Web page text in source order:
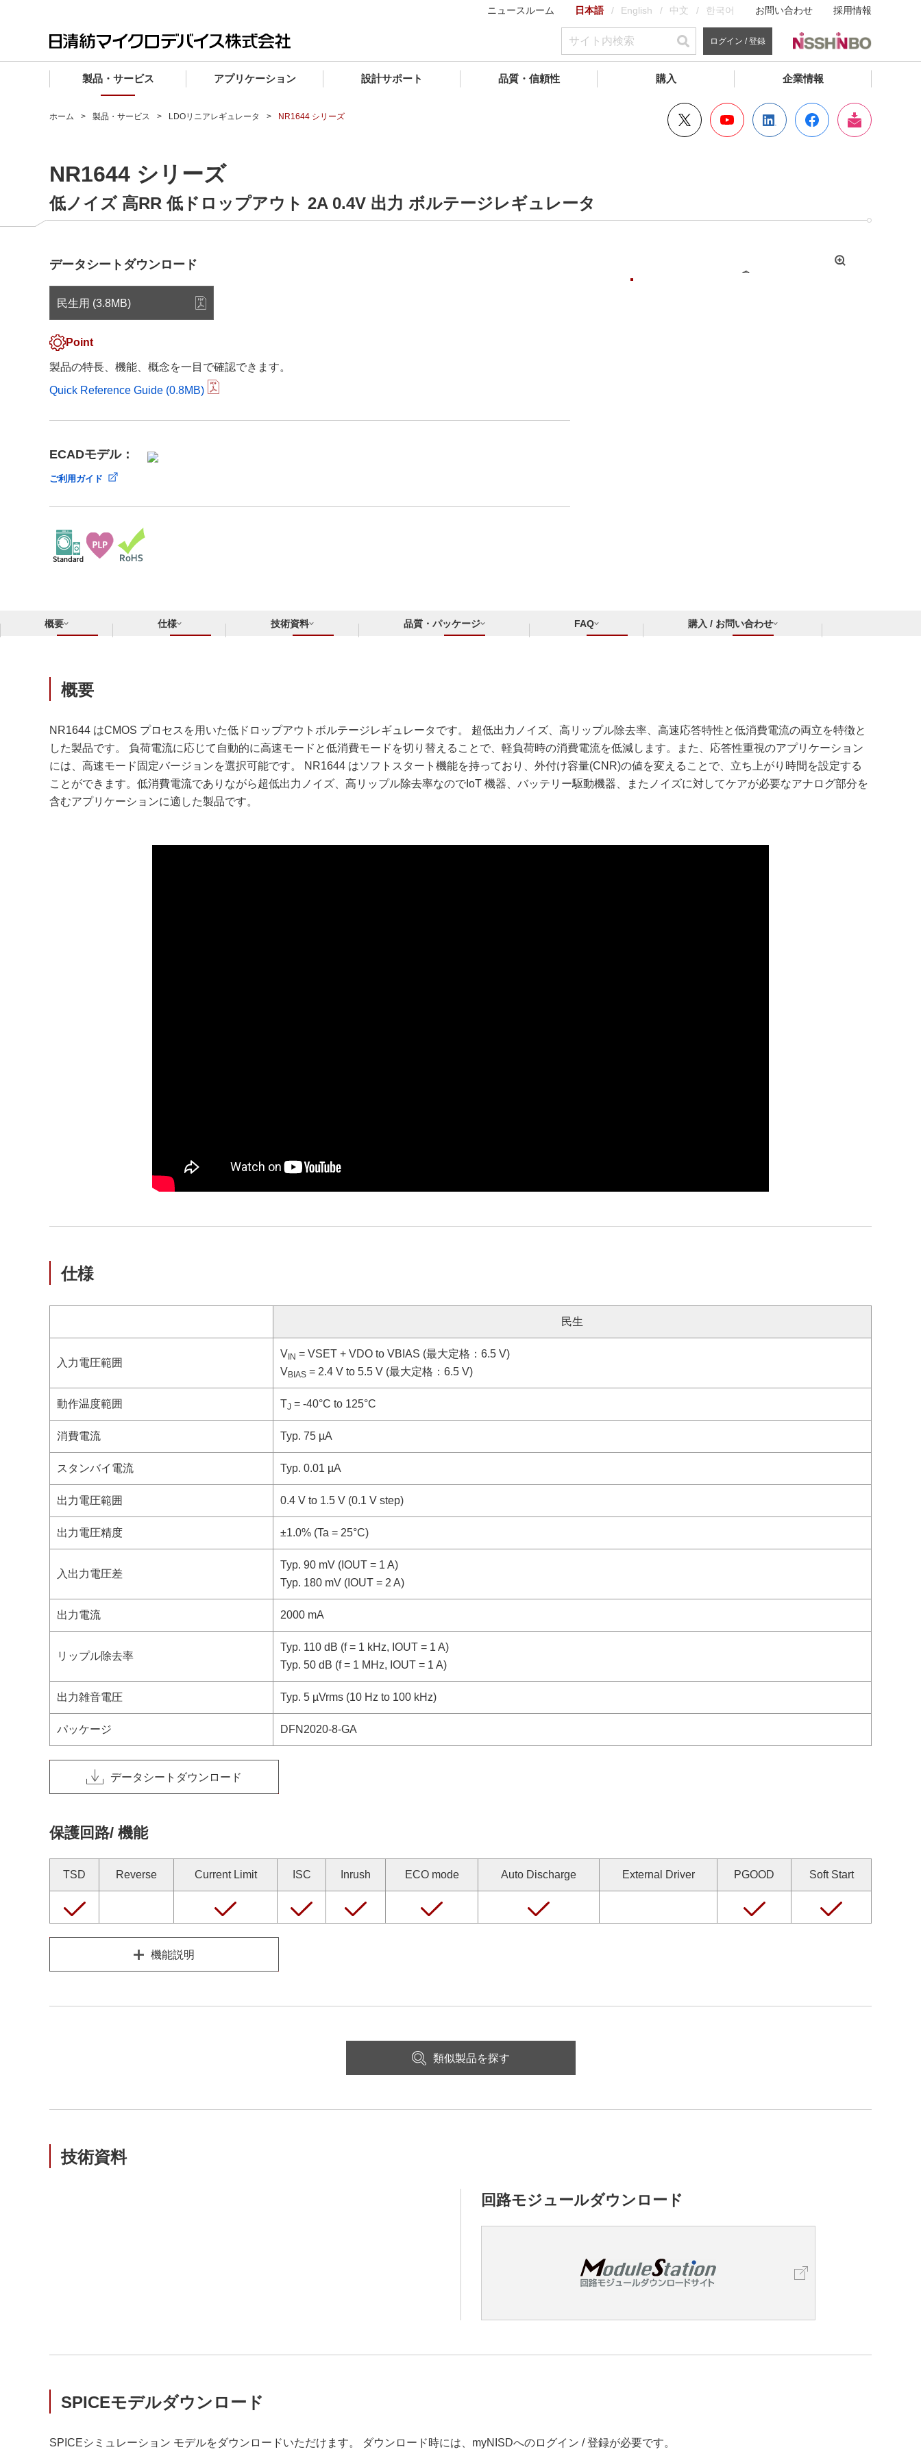
ニュースルーム 日本語 English 中文 한국어 お問い合わせ 採用情報
ログイン / 登録
製品・サービス
マイクロ波製品
ファウンドリサービス
MUSESオフィシャルWebサイト
クロスリファレンス検索
アプリケーション
車載機器向けIC
産業機器向けIC
設計サポート
マイクロ波製品
設計フローから探す (電子デバイス)
品質・信頼性
電子デバイス製品
マイクロ波製品
購入
マイクロ波製品
企業情報
企業理念
会社概要
サステナビリティ
早わかり日清紡マイクロデバイス
ホーム 製品・サービス LDOリニアレギュレータ NR1644 シリーズ
NR1644 シリーズ
低ノイズ 高RR 低ドロップアウト 2A 0.4V 出力 ボルテージレギュレータ
データシートダウンロード
民生用 (3.8MB)
Point
製品の特長、機能、概念を一目で確認できます。
Quick Reference Guide (0.8MB)
ECADモデル：
ご利用ガイド
拡
概要 仕様 技術資料 品質・パッケージ FAQ 購入 / お問い合わせ
概要
NR1644 はCMOS プロセスを用いた低ドロップアウトボルテージレギュレータです。 超低出力ノイズ、高リップル除去率、高速応答特性と低消費電流の両立を特徴と
した製品です。 負荷電流に応じて自動的に高速モードと低消費モードを切り替えることで、軽負荷時の消費電流を低減します。また、応答性重視のアプリケーション
には、高速モード固定バージョンを選択可能です。 NR1644 はソフトスタート機能を持っており、外付け容量(CNR)の値を変えることで、立ち上がり時間を設定する
ことができます。低消費電流でありながら超低出力ノイズ、高リップル除去率なのでIoT 機器、バッテリー駆動機器、またノイズに対してケアが必要なアナログ部分を
含むアプリケーションに適した製品です。
仕様
民生
入力電圧範囲
V IN = VSET + VDO to VBIAS (最大定格：6.5 V)
VBIAS = 2.4 V to 5.5 V (最大定格：6.5 V)
動作温度範囲 TJ = -40°C to 125°C
消費電流 Typ. 75 µA
スタンバイ電流 Typ. 0.01 µA
出力電圧範囲 0.4 V to 1.5 V (0.1 V step)
出力電圧精度 ±1.0% (Ta = 25°C)
入出力電圧差
Typ. 90 mV (IOUT = 1 A)
Typ. 180 mV (IOUT = 2 A)
出力電流 2000 mA
リップル除去率
Typ. 110 dB (f = 1 kHz, IOUT = 1 A)
Typ. 50 dB (f = 1 MHz, IOUT = 1 A)
出力雑音電圧 Typ. 5 µVrms (10 Hz to 100 kHz)
パッケージ DFN2020-8-GA
データシートダウンロード
保護回路/ 機能
TSD Reverse Current Limit ISC Inrush ECO mode Auto Discharge External Driver PGOOD Soft Start
機能説明
類似製品を探す
技術資料
回路モジュールダウンロード
SPICEモデルダウンロード
SPICEシミュレーション モデルをダウンロードいただけます。 ダウンロード時には、myNISDへのログイン / 登録が必要です。